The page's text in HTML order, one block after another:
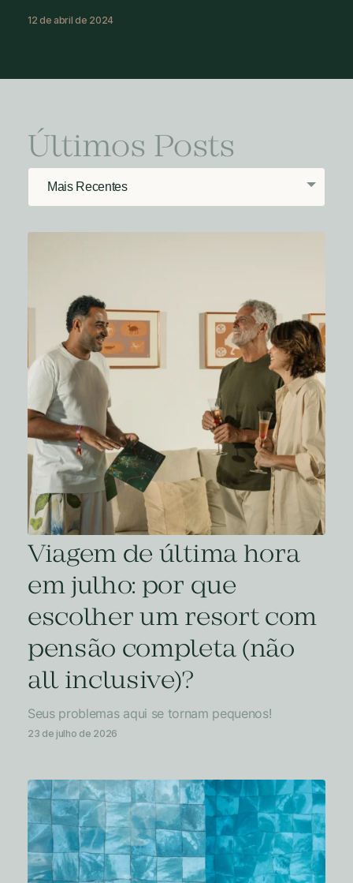
12 de abril de 2024
Últimos Posts
Mais Recentes
Viagem de última hora
em julho: por que
escolher um resort com
pensão completa (não
all inclusive)?
Seus problemas aqui se tornam pequenos!
23 de julho de 2026